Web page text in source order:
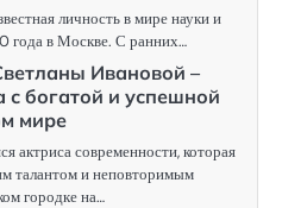
личность в мире науки и
года в Москве. С ранних…
Ивановой –
с богатой и успешной
мире
актриса современности, которая
талантом и неповторимым
городке на…